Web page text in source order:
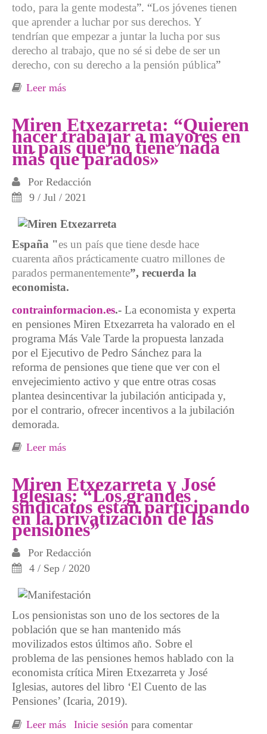
todo, para la gente modesta”. “Los jóvenes tienen
que aprender a luchar por sus derechos. Y
tendrían que empezar a juntar la lucha por sus
derecho al trabajo, que no sé si debe de ser un
derecho, con su derecho a la pensión pública”
Leer más
lucha social, la reivindicación, no hay otra”
Miren Etxezarreta: “Quieren
hacer trabajar a mayores en
un país que no tiene nada
más que parados»
Por Redacción
9 / Jul / 2021
España "es un país que tiene desde hace
cuarenta años prácticamente cuatro millones de
parados permanentemente”, recuerda la
economista.
contrainformacion.es.- La economista y experta
en pensiones Miren Etxezarreta ha valorado en el
programa Más Vale Tarde la propuesta lanzada
por el Ejecutivo de Pedro Sánchez para la
reforma de pensiones que tiene que ver con el
envejecimiento activo y que entre otras cosas
plantea desincentivar la jubilación anticipada y,
por el contrario, ofrecer incentivos a la jubilación
demorada.
Leer más
nada más que parados»
Miren Etxezarreta y José
Iglesias: “Los grandes
sindicatos están participando
en la privatización de las
pensiones”
Por Redacción
4 / Sep / 2020
Los pensionistas son uno de los sectores de la
población que se han mantenido más
movilizados estos últimos año. Sobre el
problema de las pensiones hemos hablado con la
economista crítica Miren Etxezarreta y José
Iglesias, autores del libro ‘El Cuento de las
Pensiones’ (Icaria, 2019).
Leer más sobre Miren Etxezarreta y José Iglesias: “Los
Inicie sesión para comentar